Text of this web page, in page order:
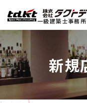
一級建築士事務所
新規